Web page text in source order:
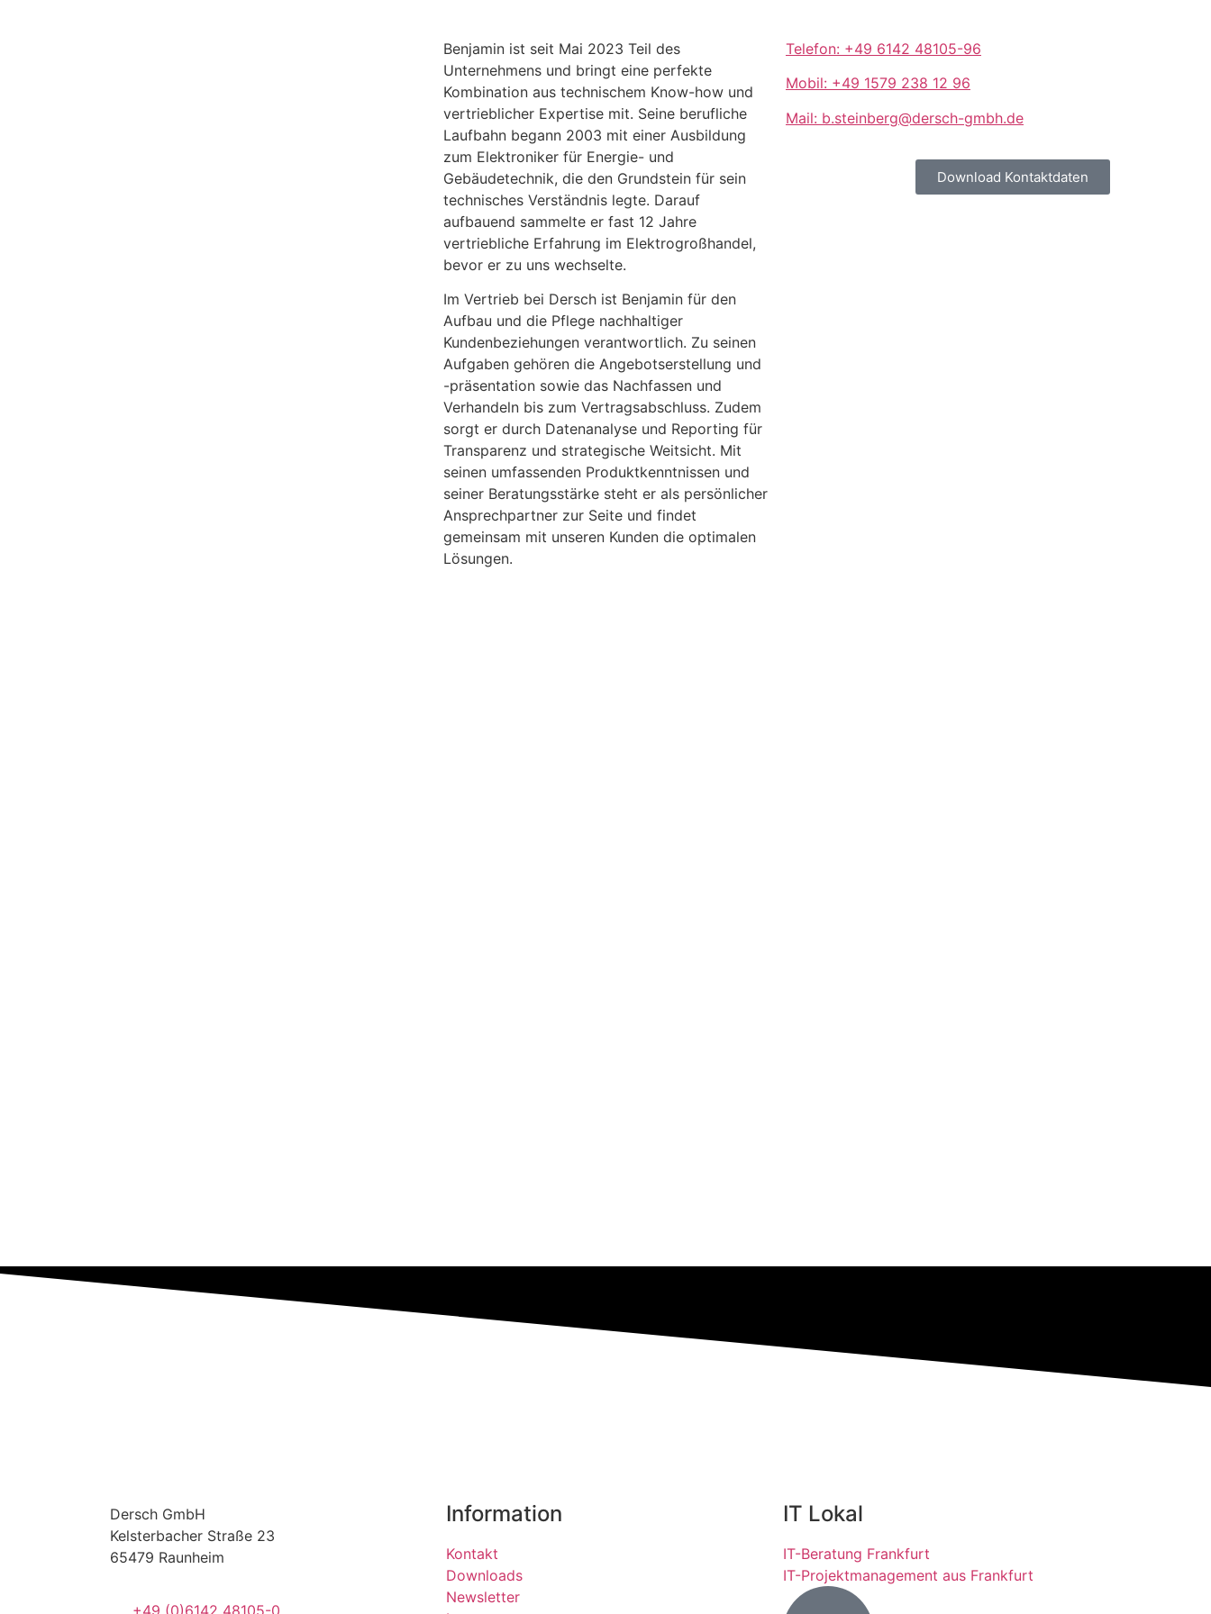
Benjamin ist seit Mai 2023 Teil des
Unternehmens und bringt eine perfekte
Kombination aus technischem Know-how und
vertrieblicher Expertise mit. Seine berufliche
Laufbahn begann 2003 mit einer Ausbildung
zum Elektroniker für Energie- und
Gebäudetechnik, die den Grundstein für sein
technisches Verständnis legte. Darauf
aufbauend sammelte er fast 12 Jahre
vertriebliche Erfahrung im Elektrogroßhandel,
bevor er zu uns wechselte.
Im Vertrieb bei Dersch ist Benjamin für den
Aufbau und die Pflege nachhaltiger
Kundenbeziehungen verantwortlich. Zu seinen
Aufgaben gehören die Angebotserstellung und
-präsentation sowie das Nachfassen und
Verhandeln bis zum Vertragsabschluss. Zudem
sorgt er durch Datenanalyse und Reporting für
Transparenz und strategische Weitsicht. Mit
seinen umfassenden Produktkenntnissen und
seiner Beratungsstärke steht er als persönlicher
Ansprechpartner zur Seite und findet
gemeinsam mit unseren Kunden die optimalen
Lösungen.
Telefon: +49 6142 48105-96
Mobil: +49 1579 238 12 96
Mail: b.steinberg@dersch-gmbh.de
Download Kontaktdaten
Dersch GmbH
Kelsterbacher Straße 23
65479 Raunheim
+49 (0)6142 48105-0
Information
Kontakt
Downloads
Newsletter
IT Lokal
IT-Beratung Frankfurt
IT-Projektmanagement aus Frankfurt